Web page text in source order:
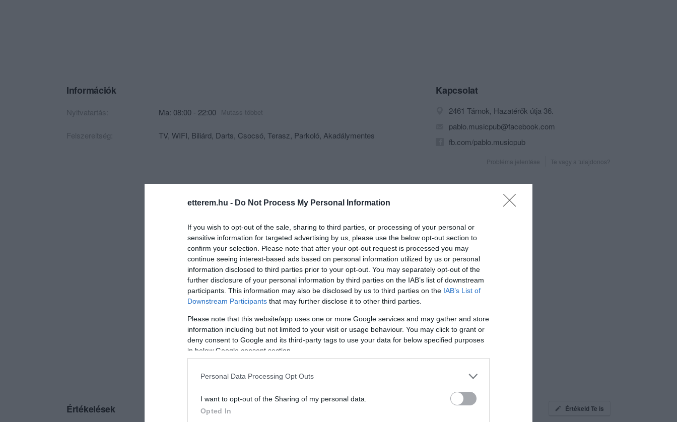
etterem.hu - Do Not Process My Personal Information
If you wish to opt-out of the sale, sharing to third parties, or processing of your personal or
sensitive information for targeted advertising by us, please use the below opt-out section to
confirm your selection. Please note that after your opt-out request is processed you may
continue seeing interest-based ads based on personal information utilized by us or personal
information disclosed to third parties prior to your opt-out. You may separately opt-out of the
further disclosure of your personal information by third parties on the IAB’s list of downstream
participants. This information may also be disclosed by us to third parties on the IAB’s List of
Downstream Participants that may further disclose it to other third parties.
Please note that this website/app uses one or more Google services and may gather and store
information including but not limited to your visit or usage behaviour. You may click to grant or
deny consent to Google and its third-party tags to use your data for below specified purposes
in below Google consent section.
Personal Data Processing Opt Outs
I want to opt-out of the Sharing of my personal data.
Opted In
Információk
Nyitvatartás: Ma: 08:00 - 22:00 Mutass többet
Felszereltség: TV, WIFI, Biliárd, Darts, Csocsó, Terasz, Parkoló, Akadálymentes
Kapcsolat
2461 Tárnok, Hazatérők útja 36.
pablo.musicpub@facebook.com
fb.com/pablo.musicpub
Probléma jelentése Te vagy a tulajdonos?
Értékelések Értékeld Te is